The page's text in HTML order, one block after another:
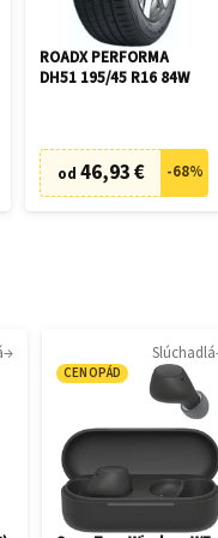
ROADX PERFORMA
DH51 195/45 R16 84W
od 46,93 € -68%
Slúchadlá
CENOPÁD